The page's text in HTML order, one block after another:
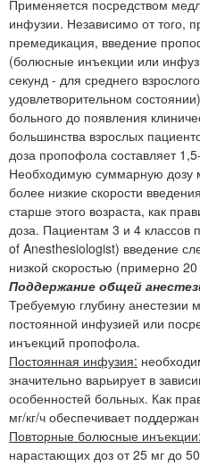
Применяется посредством
инфузии. Независимо от того,
премедикация, введение
(болюсные инъекции или
секунд - для среднего
удовлетворительном
больного до появления
большинства взрослых
доза пропофола составляет
Необходимую суммарную дозу
более низкие скорости
старше этого возраста, как
доза. Пациентам 3 и 4 классов
of Anesthesiologist) введение
низкой скоростью (примерно
Поддержание общей
Требуемую глубину анестезии
постоянной инфузией или
инъекций пропофола.
Постоянная инфузия:
значительно варьирует в
особенностей больных. Как
мг/кг/ч обеспечивает
Повторные болюсные инъекции:
нарастающих доз от 25 мг до